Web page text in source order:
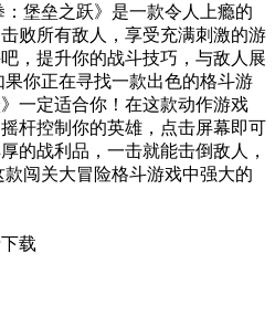
堡垒之跃》是一款令人上瘾的
败所有敌人，享受充满刺激的游
，提升你的战斗技巧，与敌人展
你正在寻找一款出色的格斗游
一定适合你！在这款动作游戏
杆控制你的英雄，点击屏幕即可
的战利品，一击就能击倒敌人，
闯关大冒险格斗游戏中强大的
载